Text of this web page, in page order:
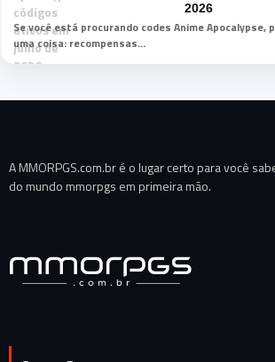
2026
Se você está procurando codes Anime Apocalypse,
uma coisa: recompensas...
A MMORPGS.com.br é o lugar certo para você
do mundo mmorpgs em primeira mão.